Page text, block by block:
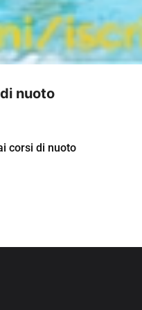
nuoto
corsi di nuoto